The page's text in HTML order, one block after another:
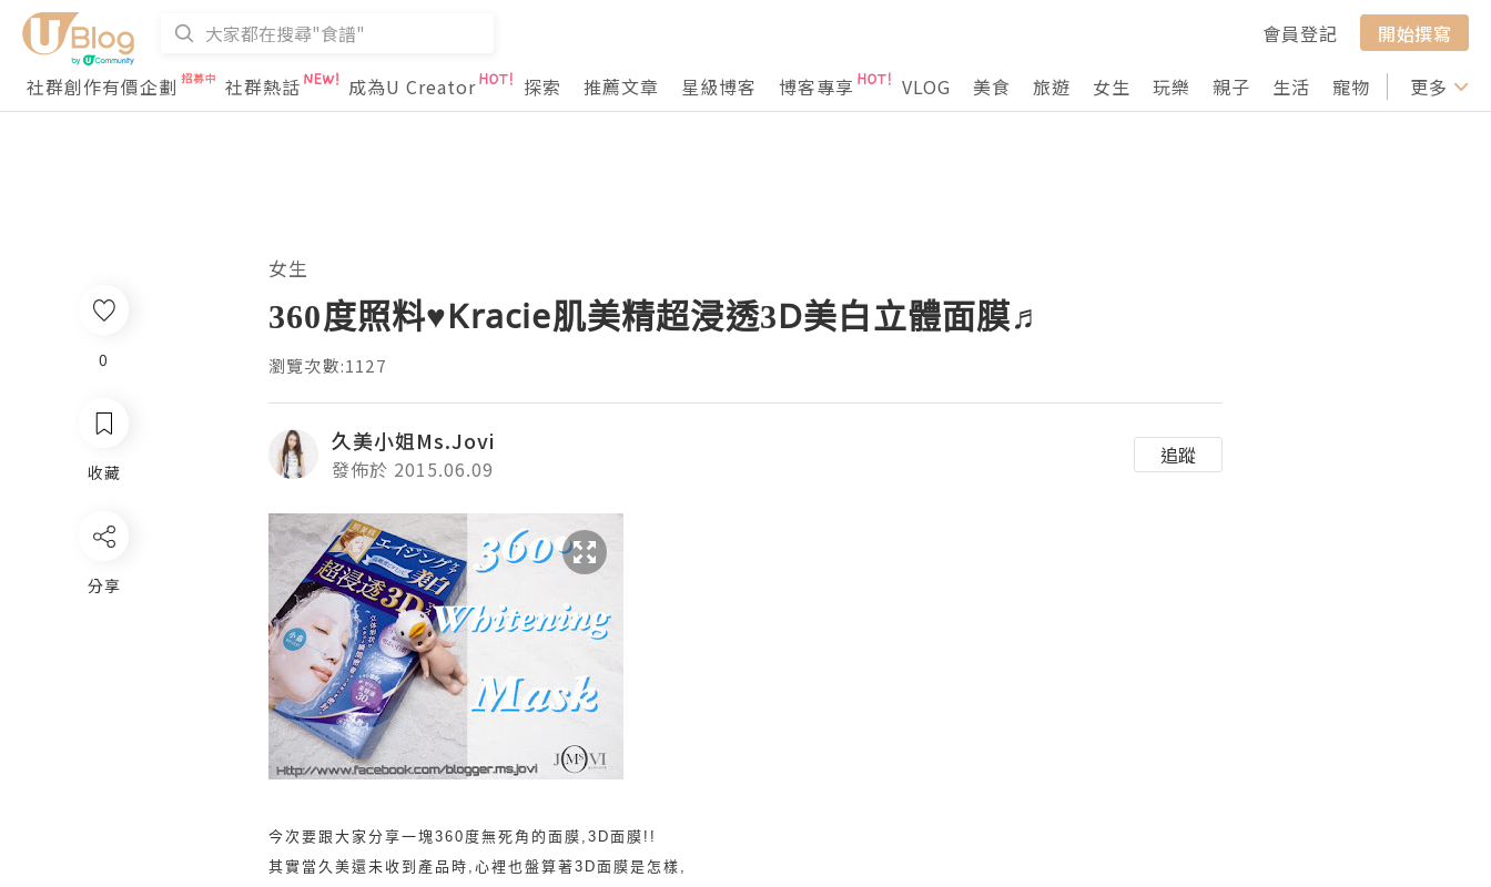
會員登記
開始撰寫
社群創作有價企劃
社群熱話 成為U Creator 探索 推薦文章 星級博客 博客專享 VLOG 美食 旅遊 女生 玩樂 親子 生活 寵物 行山 打卡
更多
0
收藏
分享
女生
360度照料♥Kracie肌美精超浸透3D美白立體面膜♬
瀏覽次數:1127
久美小姐Ms.Jovi
發佈於 2015.06.09
追蹤
今次要跟大家分享一塊360度無死角的面膜,3D面膜!!
其實當久美還未收到產品時,心裡也盤算著3D面膜是怎樣,